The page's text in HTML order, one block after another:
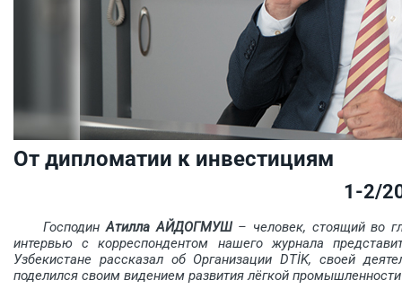
От дипломатии к инвестициям
1-2/
ГосподинАтилла АЙДОГМУШ– человек, стоящий во
интервью с корреспондентом нашего журнала
Узбекистане рассказал об Организации DTİK, своей
поделился своим видением развития лёгкой